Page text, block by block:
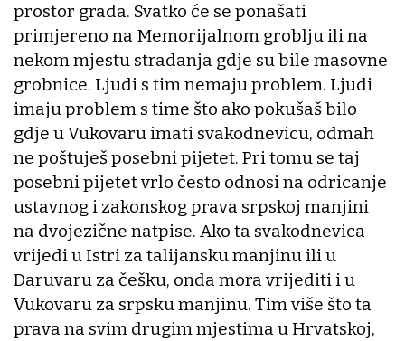
prostor grada. Svatko će se ponašati
primjereno na Memorijalnom groblju ili na
nekom mjestu stradanja gdje su bile masovne
grobnice. Ljudi s tim nemaju problem. Ljudi
imaju problem s time što ako pokušaš bilo
gdje u Vukovaru imati svakodnevicu, odmah
ne poštuješ posebni pijetet. Pri tomu se taj
posebni pijetet vrlo često odnosi na odricanje
ustavnog i zakonskog prava srpskoj manjini
na dvojezične natpise. Ako ta svakodnevica
vrijedi u Istri za talijansku manjinu ili u
Daruvaru za češku, onda mora vrijediti i u
Vukovaru za srpsku manjinu. Tim više što ta
prava na svim drugim mjestima u Hrvatskoj,